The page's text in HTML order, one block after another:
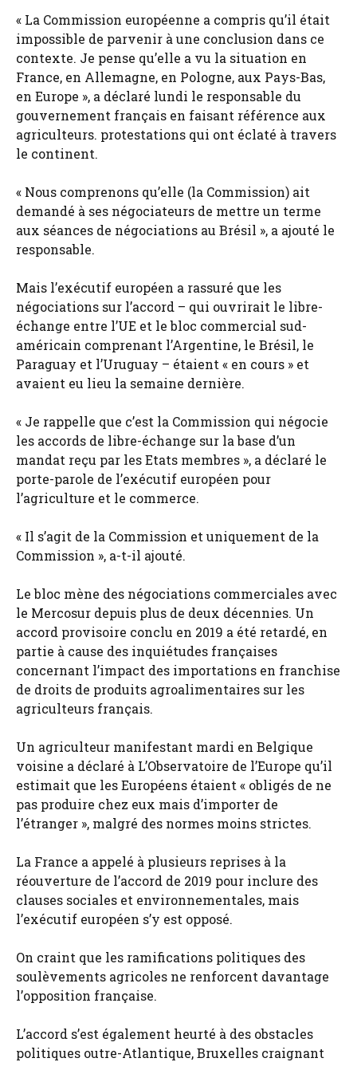
« La Commission européenne a compris qu’il était
impossible de parvenir à une conclusion dans ce
contexte. Je pense qu’elle a vu la situation en
France, en Allemagne, en Pologne, aux Pays-Bas,
en Europe », a déclaré lundi le responsable du
gouvernement français en faisant référence aux
agriculteurs. protestations qui ont éclaté à travers
le continent.
« Nous comprenons qu’elle (la Commission) ait
demandé à ses négociateurs de mettre un terme
aux séances de négociations au Brésil », a ajouté le
responsable.
Mais l’exécutif européen a rassuré que les
négociations sur l’accord – qui ouvrirait le libre-
échange entre l’UE et le bloc commercial sud-
américain comprenant l’Argentine, le Brésil, le
Paraguay et l’Uruguay – étaient « en cours » et
avaient eu lieu la semaine dernière.
« Je rappelle que c’est la Commission qui négocie
les accords de libre-échange sur la base d’un
mandat reçu par les Etats membres », a déclaré le
porte-parole de l’exécutif européen pour
l’agriculture et le commerce.
« Il s’agit de la Commission et uniquement de la
Commission », a-t-il ajouté.
Le bloc mène des négociations commerciales avec
le Mercosur depuis plus de deux décennies. Un
accord provisoire conclu en 2019 a été retardé, en
partie à cause des inquiétudes françaises
concernant l’impact des importations en franchise
de droits de produits agroalimentaires sur les
agriculteurs français.
Un agriculteur manifestant mardi en Belgique
voisine a déclaré à L’Observatoire de l’Europe qu’il
estimait que les Européens étaient « obligés de ne
pas produire chez eux mais d’importer de
l’étranger », malgré des normes moins strictes.
La France a appelé à plusieurs reprises à la
réouverture de l’accord de 2019 pour inclure des
clauses sociales et environnementales, mais
l’exécutif européen s’y est opposé.
On craint que les ramifications politiques des
soulèvements agricoles ne renforcent davantage
l’opposition française.
L’accord s’est également heurté à des obstacles
politiques outre-Atlantique, Bruxelles craignant